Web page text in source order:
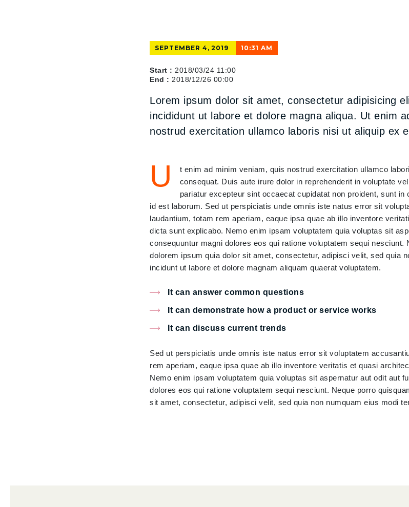
SEPTEMBER 4, 2019 10:31 AM
Start : 2018/03/24 11:00
End : 2018/12/26 00:00
Lorem ipsum dolor sit amet, consectetur adipisicing
incididunt ut labore et dolore magna aliqua. Ut enim
nostrud exercitation ullamco laboris nisi ut aliquip ex
U
t enim ad minim veniam, quis nostrud exercitation ullamco
consequat. Duis aute irure dolor in reprehenderit in voluptate
pariatur excepteur sint occaecat cupidatat non proident, sunt
id est laborum. Sed ut perspiciatis unde omnis iste natus error sit
laudantium, totam rem aperiam, eaque ipsa quae ab illo inventore
dicta sunt explicabo. Nemo enim ipsam voluptatem quia voluptas sit
consequuntur magni dolores eos qui ratione voluptatem sequi nesciunt.
dolorem ipsum quia dolor sit amet, consectetur, adipisci velit, sed quia
incidunt ut labore et dolore magnam aliquam quaerat voluptatem.
It can answer common questions
It can demonstrate how a product or service works
It can discuss current trends
Sed ut perspiciatis unde omnis iste natus error sit voluptatem
rem aperiam, eaque ipsa quae ab illo inventore veritatis et quasi
Nemo enim ipsam voluptatem quia voluptas sit aspernatur aut odit aut
dolores eos qui ratione voluptatem sequi nesciunt. Neque porro
sit amet, consectetur, adipisci velit, sed quia non numquam eius modi